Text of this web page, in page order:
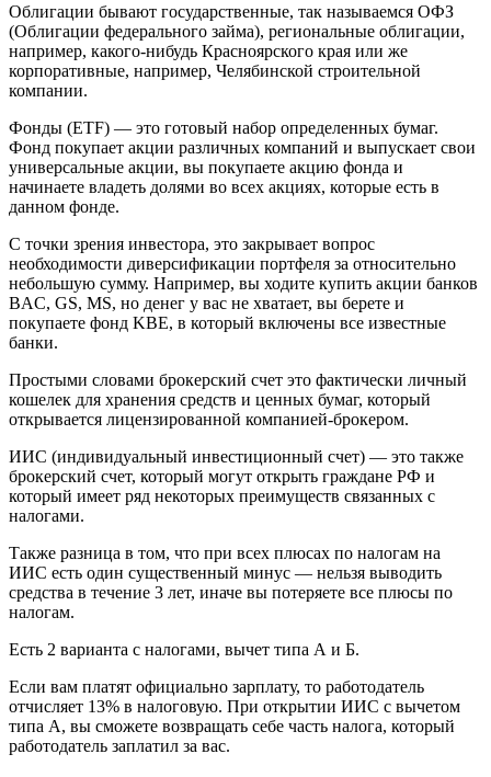
Облигации бывают государственные, так называемся ОФЗ
(Облигации федерального займа), региональные облигации,
например, какого-нибудь Красноярского края или же
корпоративные, например, Челябинской строительной
компании.
Фонды (ETF) — это готовый набор определенных бумаг.
Фонд покупает акции различных компаний и выпускает свои
универсальные акции, вы покупаете акцию фонда и
начинаете владеть долями во всех акциях, которые есть в
данном фонде.
С точки зрения инвестора, это закрывает вопрос
необходимости диверсификации портфеля за относительно
небольшую сумму. Например, вы ходите купить акции банков
BAC, GS, MS, но денег у вас не хватает, вы берете и
покупаете фонд KBE, в который включены все известные
банки.
Простыми словами брокерский счет это фактически личный
кошелек для хранения средств и ценных бумаг, который
открывается лицензированной компанией-брокером.
ИИС (индивидуальный инвестиционный счет) — это также
брокерский счет, который могут открыть граждане РФ и
который имеет ряд некоторых преимуществ связанных с
налогами.
Также разница в том, что при всех плюсах по налогам на
ИИС есть один существенный минус — нельзя выводить
средства в течение 3 лет, иначе вы потеряете все плюсы по
налогам.
Есть 2 варианта с налогами, вычет типа А и Б.
Если вам платят официально зарплату, то работодатель
отчисляет 13% в налоговую. При открытии ИИС с вычетом
типа А, вы сможете возвращать себе часть налога, который
работодатель заплатил за вас.